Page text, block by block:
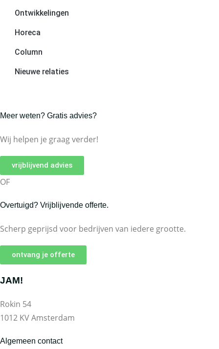
Ontwikkelingen
Horeca
Column
Nieuwe relaties
Meer weten? Gratis advies?
Wij helpen je graag verder!
vrijblijvend advies
OF
Overtuigd? Vrijblijvende offerte.
Scherp geprijsd voor bedrijven van iedere grootte.
ontvang je offerte
JAM!
Rokin 54
1012 KV Amsterdam
Algemeen contact